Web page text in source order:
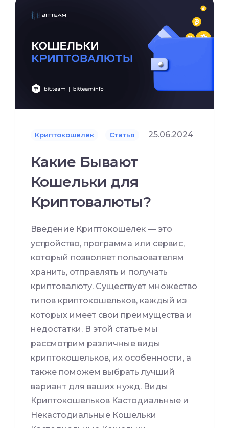
Криптокошелек Статья 25.06.2024
Какие Бывают
Кошельки для
Криптовалюты?
Введение Криптокошелек — это
устройство, программа или сервис,
который позволяет пользователям
хранить, отправлять и получать
криптовалюту. Существует множество
типов криптокошельков, каждый из
которых имеет свои преимущества и
недостатки. В этой статье мы
рассмотрим различные виды
криптокошельков, их особенности, а
также поможем выбрать лучший
вариант для ваших нужд. Виды
Криптокошельков Кастодиальные и
Некастодиальные Кошельки